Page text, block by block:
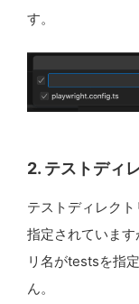
す。
2. テストディ
テストディレク
指定されていま
リ名がtestsを指
ん。